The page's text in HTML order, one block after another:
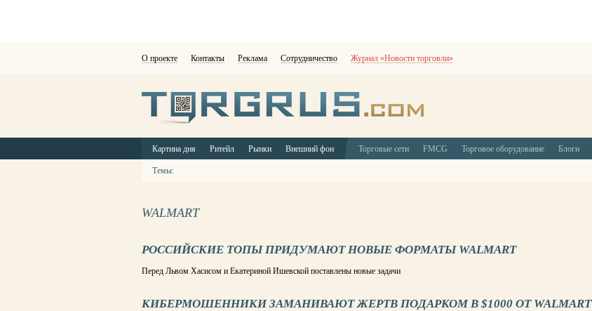
О проекте Контакты Реклама Сотрудничество Журнал «Новости торговли»
Картина дня Ритейл Рынки Внешний фон Торговые сети FMCG Торговое оборудование Блоги
Темы:
WALMART
РОССИЙСКИЕ ТОПЫ ПРИДУМАЮТ НОВЫЕ ФОРМАТЫ WALMART
Перед Львом Хасисом и Екатериной Ишевской поставлены новые задачи
КИБЕРМОШЕННИКИ ЗАМАНИВАЮТ ЖЕРТВ ПОДАРКОМ В $1000 ОТ WALMART